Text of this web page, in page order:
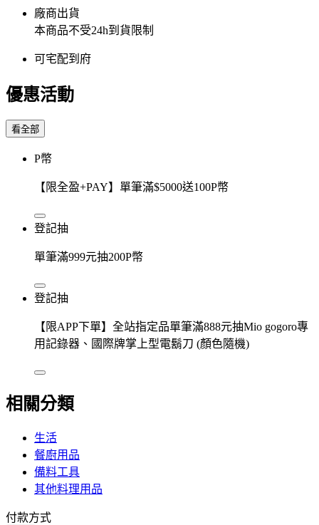
廠商出貨
本商品不受24h到貨限制
可宅配到府
優惠活動
看全部
P幣
【限全盈+PAY】單筆滿$5000送100P幣
登記抽
單筆滿999元抽200P幣
登記抽
【限APP下單】全站指定品單筆滿888元抽Mio gogoro專
用記錄器、國際牌掌上型電鬍刀 (顏色隨機)
相關分類
生活
餐廚用品
備料工具
其他料理用品
付款方式